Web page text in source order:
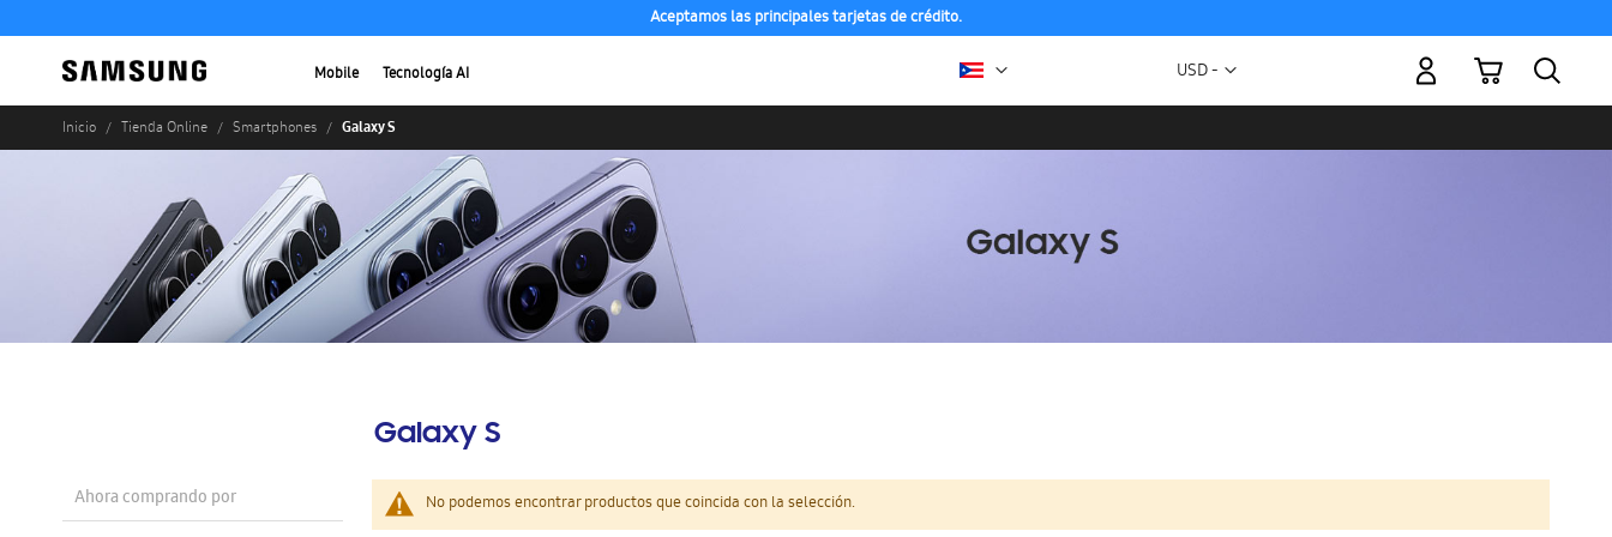
Aceptamos las principales tarjetas de crédito.
Mobile Tecnología AI Moneda
USD -
Mi carrito
Inicio Tienda Online Smartphones Galaxy S
Galaxy S
No podemos encontrar productos que coincida con la selección.
Ahora comprando por